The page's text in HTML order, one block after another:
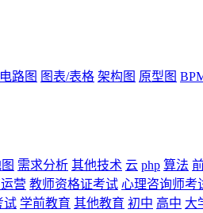
电路图 图表/表格 架构图 原型图
需求分析 其他技术 云 php 算法
营 教师资格证考试 心理咨询师考
试 学前教育 其他教育 初中 高中 大